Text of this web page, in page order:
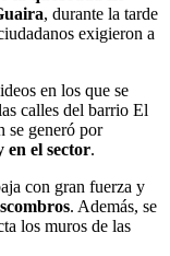
, durante la tarde
exigieron a
en los que se
calles del barrio El
se generó por
en el sector.
con gran fuerza y
. Además, se
los muros de las